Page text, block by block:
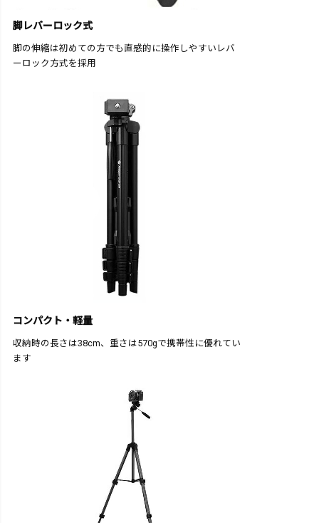
脚レバーロック式
脚の伸縮は初めての方でも直感的に操作しやすいレバ
ーロック方式を採用
コンパクト・軽量
収納時の長さは38cm、重さは570gで携帯性に優れてい
ます